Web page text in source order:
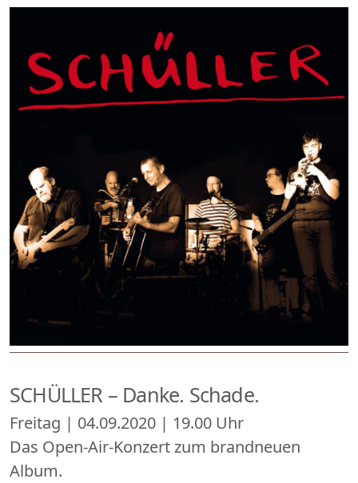
SCHÜLLER – Danke. Schade.
Freitag | 04.09.2020 | 19.00 Uhr
Das Open-Air-Konzert zum brandneuen
Album.